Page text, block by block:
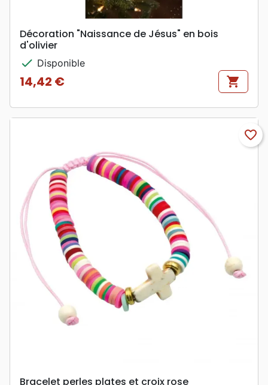
Décoration "Naissance de Jésus" en bois
d'olivier
check Disponible
Prix
14,42 € shopping_cart
favorite_border
Bracelet perles plates et croix rose